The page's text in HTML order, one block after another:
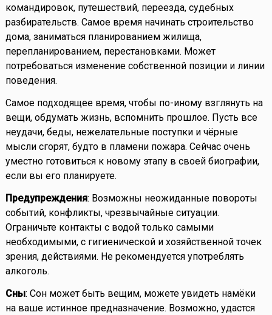
командировок, путешествий, переезда, судебных
разбирательств. Самое время начинать строительство
дома, заниматься планированием жилища,
перепланированием, перестановками. Может
потребоваться изменение собственной позиции и линии
поведения.
Самое подходящее время, чтобы по-иному взглянуть на
вещи, обдумать жизнь, вспомнить прошлое. Пусть все
неудачи, беды, нежелательные поступки и чёрные
мысли сгорят, будто в пламени пожара. Сейчас очень
уместно готовиться к новому этапу в своей биографии,
если вы его планируете.
Предупреждения: Возможны неожиданные повороты
событий, конфликты, чрезвычайные ситуации.
Ограничьте контакты с водой только самыми
необходимыми, с гигиенической и хозяйственной точек
зрения, действиями. Не рекомендуется употреблять
алкоголь.
Сны: Сон может быть вещим, можете увидеть намёки
на ваше истинное предназначение. Возможно, удастся